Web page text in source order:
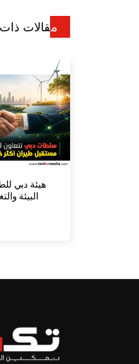
مقالات
هيئة دبي
البيئة